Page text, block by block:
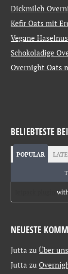
Dickmilch
Kefir Oats mit
Vegane
Schokoladige
Overnight Oats
BELIEBTESTE
POPULAR
NEUESTE
Jutta zuÜber uns
Jutta zu